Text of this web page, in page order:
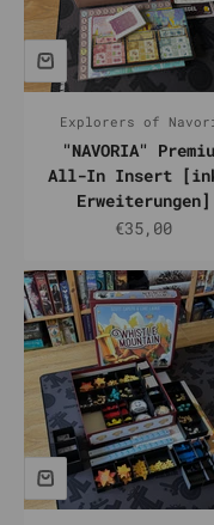
Explorers of
"NAVORIA"
All-In Insert
Erweiterungen]
Prix de
€35,00